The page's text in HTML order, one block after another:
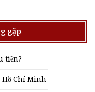
gặp
tiền?
Hồ Chí Minh